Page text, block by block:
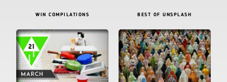
WIN COMPILATIONS BEST OF UNSPLASH